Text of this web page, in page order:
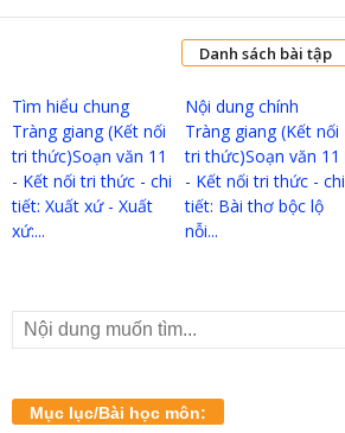
Danh sách bài tập
Tìm hiểu chung
Tràng giang (Kết nối
tri thức)Soạn văn 11
- Kết nối tri thức - chi
tiết: Xuất xứ - Xuất
xứ:...
Nội dung chính
Tràng giang (Kết nối
tri thức)Soạn văn 11
- Kết nối tri thức - chi
tiết: Bài thơ bộc lộ
nỗi...
Mục lục/Bài học môn: